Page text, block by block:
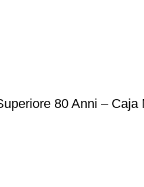
80 Anni – Caja